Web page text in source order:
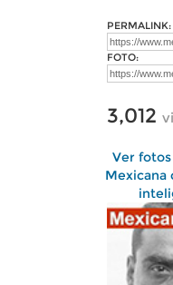
PERMALINK:
FOTO:
3,012
Ver
Mexicana